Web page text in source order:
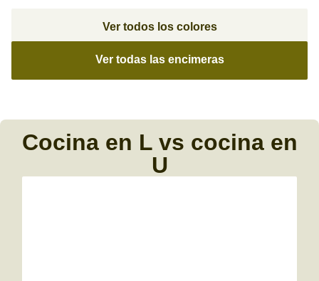
Ver todos los colores
Ver todas las encimeras
Cocina en L vs cocina en
U